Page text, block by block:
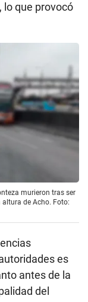
que provocó
murieron tras ser
de Acho. Foto:
es
antes de la
del